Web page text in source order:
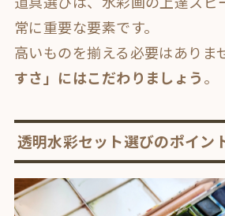
常に重要な要素です。
高いものを揃える必要はありま
すさ」にはこだわりましょう。
透明水彩セット選びのポイン